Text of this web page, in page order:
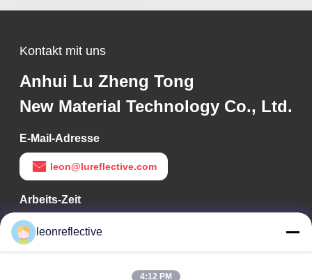
Kontakt mit uns
Anhui Lu Zheng Tong
New Material Technology Co., Ltd.
E-Mail-Adresse
leon@lureflective.com
Arbeits-Zeit
9:00-18:00
Unsere Adresse
leonreflective
4:12 PM